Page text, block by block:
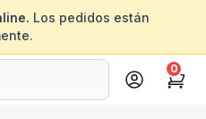
Los pedidos están
Cart
0